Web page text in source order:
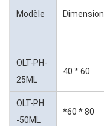
Modèle Dimension
OLT-PH-
25ML
40 * 60
OLT-PH
-50ML
*60 * 80